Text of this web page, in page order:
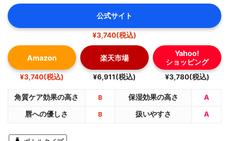
公式サイト
¥3,740(税込)
Amazon
¥3,740(税込)
楽天市場
¥6,911(税込)
Yahoo!
ショッピング
¥3,780(税込)
角質ケア効果の高さ B 保湿効果の高さ A
唇への優しさ B 扱いやすさ A